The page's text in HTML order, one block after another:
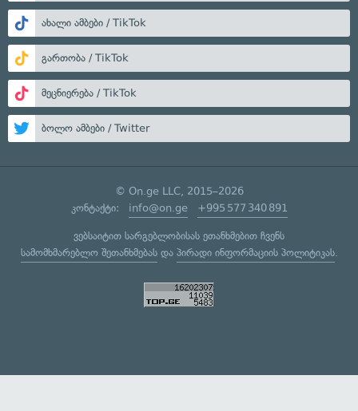
ახალი ამბები / TikTok
გართობა / TikTok
მეცნიერება / TikTok
ბოლო ამბები / Twitter
© On.ge LLC, 2015–2026
კონტაქტი: info@on.ge +995 577 340 891
ვებსაიტით სარგებლობისას ეთანხმებით ჩვენს
სამომხმარებლო შეთანხმებასდა პირადი ინფორმაციის პოლიტიკას.